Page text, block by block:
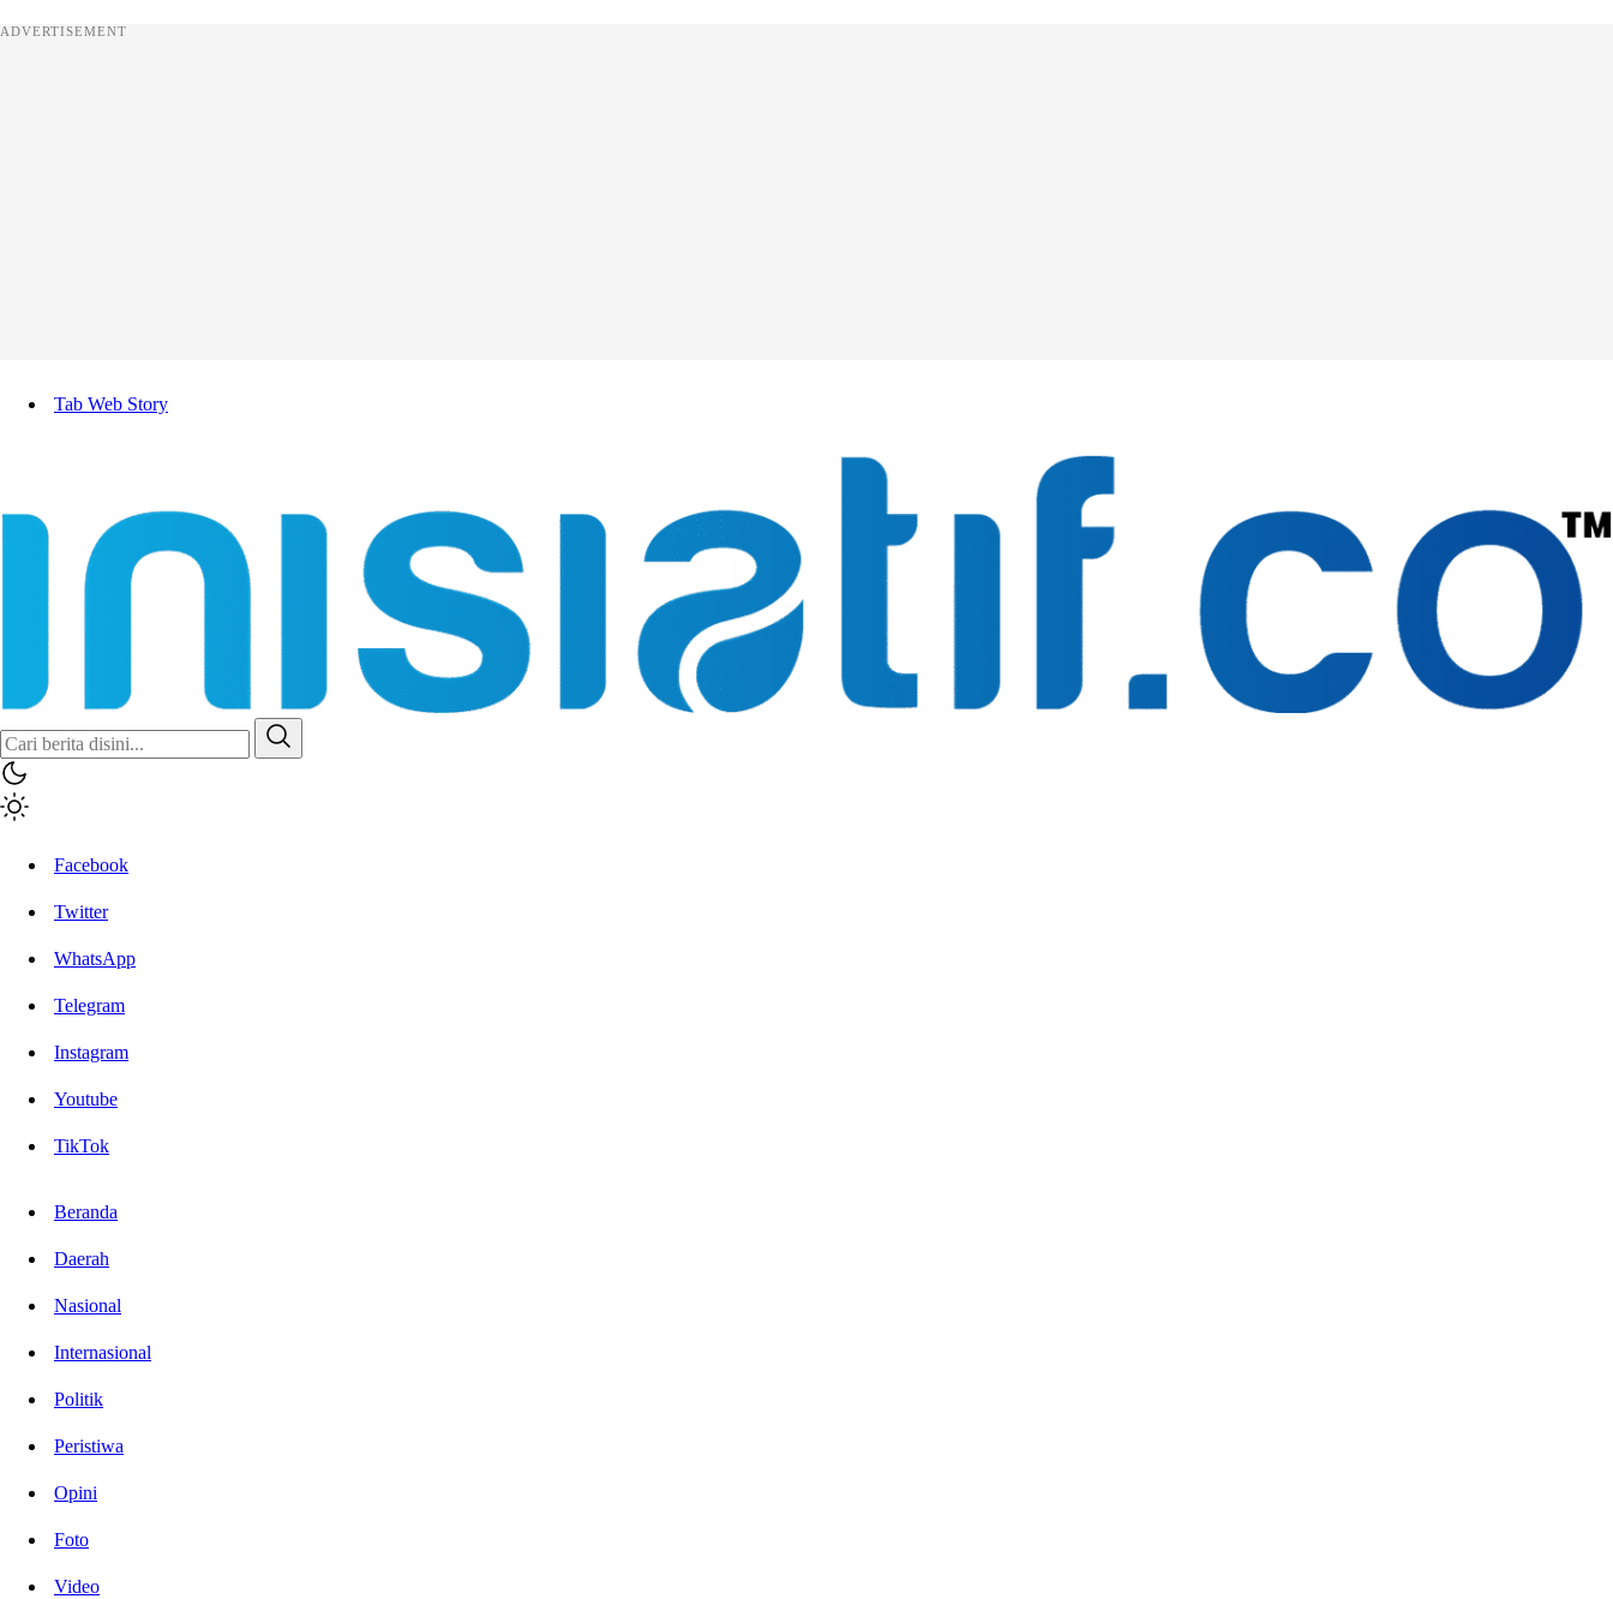
ADVERTISEMENT
Tab Web Story
Facebook
Twitter
WhatsApp
Telegram
Instagram
Youtube
TikTok
Beranda
Daerah
Nasional
Internasional
Politik
Peristiwa
Opini
Foto
Video